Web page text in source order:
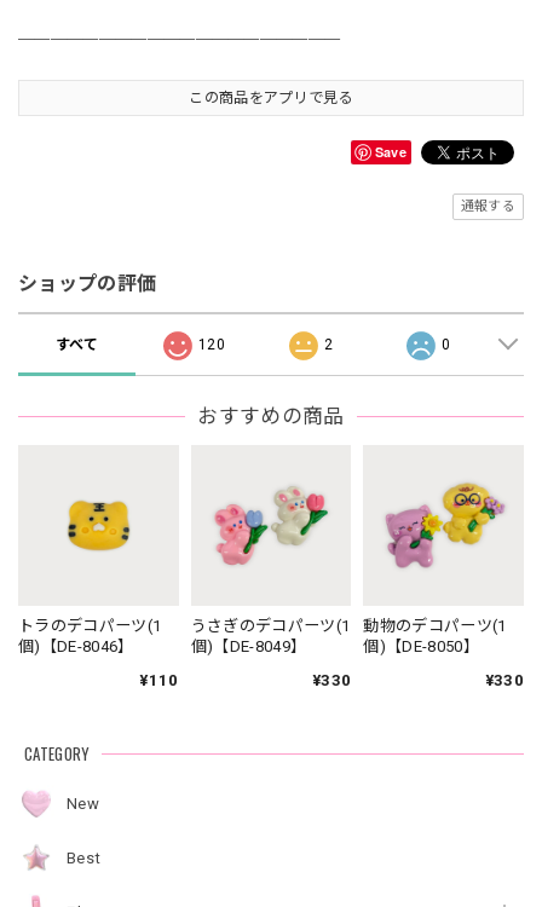
この商品をアプリで見る
Save
通報する
ショップの評価
すべて 120 2 0
おすすめの商品
トラのデコパーツ(1
個)【DE-8046】
¥110
うさぎのデコパーツ(1
個)【DE-8049】
¥330
動物のデコパーツ(1
個)【DE-8050】
¥330
CATEGORY
New
Best